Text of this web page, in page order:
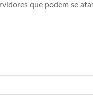
que podem se